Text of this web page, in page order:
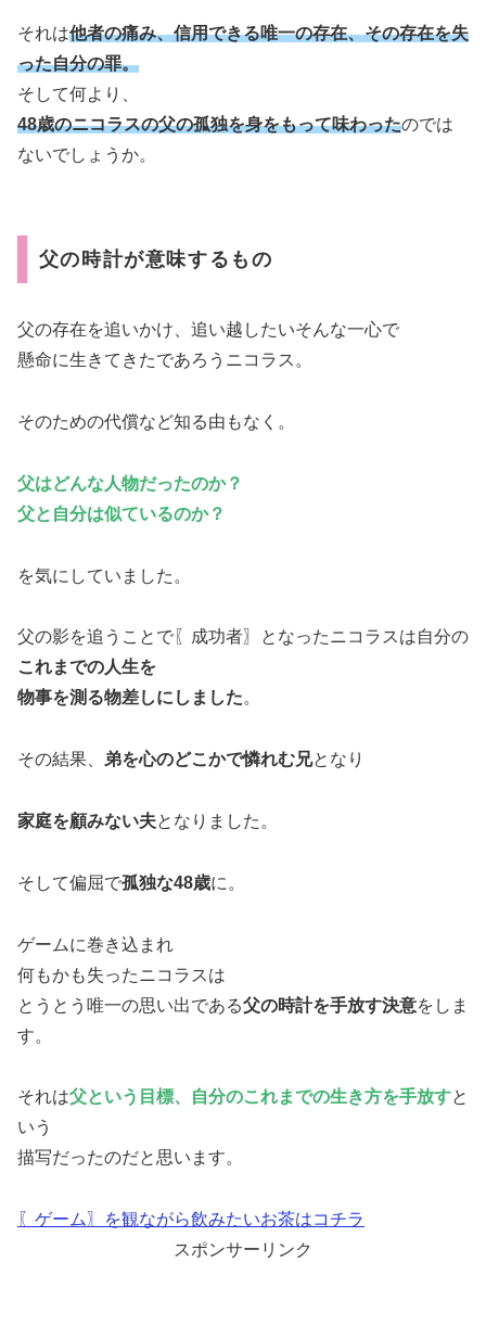
それは他者の痛み、信用できる唯一の存在、その存在を失
った自分の罪。
そして何より、
48歳のニコラスの父の孤独を身をもって味わったのでは
ないでしょうか。
父の時計が意味するもの
父の存在を追いかけ、追い越したいそんな一心で
懸命に生きてきたであろうニコラス。
そのための代償など知る由もなく。
父はどんな人物だったのか？
父と自分は似ているのか？
を気にしていました。
父の影を追うことで〖成功者〗となったニコラスは自分の
これまでの人生を
物事を測る物差しにしました。
その結果、 弟を心のどこかで憐れむ兄となり
家庭を顧みない夫となりました。
そして偏屈で孤独な48歳に。
ゲームに巻き込まれ
何もかも失ったニコラスは
とうとう唯一の思い出である父の時計を手放す決意をしま
す。
それは父という目標、自分のこれまでの生き方を手放すと
いう
描写だったのだと思います。
〖ゲーム〗を観ながら飲みたいお茶はコチラ
スポンサーリンク